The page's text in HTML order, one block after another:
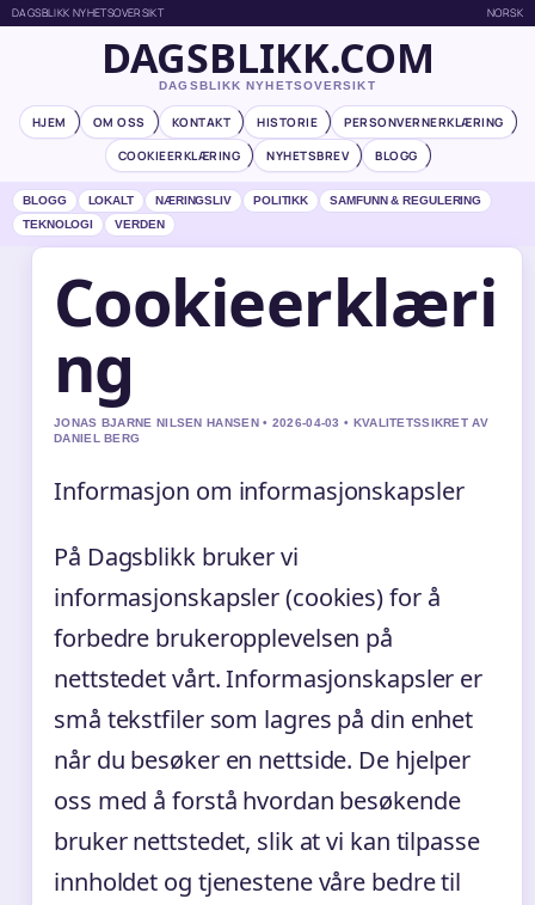
DAGSBLIKK NYHETSOVERSIKT NORSK
DAGSBLIKK.COM
DAGSBLIKK NYHETSOVERSIKT
HJEM OM OSS KONTAKT HISTORIE
PERSONVERNERKLÆRING
COOKIEERKLÆRING
NYHETSBREV BLOGG
BLOGG LOKALT NÆRINGSLIV POLITIKK
SAMFUNN & REGULERING
TEKNOLOGI
VERDEN
Cookieerklæri
ng
JONAS BJARNE NILSEN HANSEN • 2026-04-03 • KVALITETSSIKRET AV
DANIEL BERG
Informasjon om informasjonskapsler
På Dagsblikk bruker vi
informasjonskapsler (cookies) for å
forbedre brukeropplevelsen på
nettstedet vårt. Informasjonskapsler er
små tekstfiler som lagres på din enhet
når du besøker en nettside. De hjelper
oss med å forstå hvordan besøkende
bruker nettstedet, slik at vi kan tilpasse
innholdet og tjenestene våre bedre til